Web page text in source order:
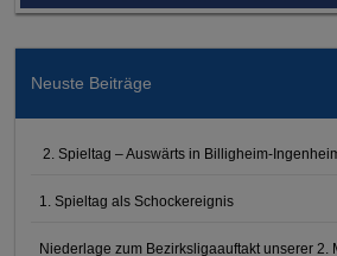
Neuste Beiträge
2. Spieltag – Auswärts in Billigheim-
1. Spieltag als Schockereignis
Niederlage zum Bezirksligaauftakt unserer 2.